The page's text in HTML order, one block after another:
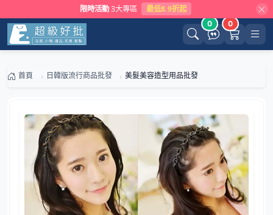
限時活動 3大專區 最低8.9折起
0 0
首頁 日韓版流行商品批發 美髮美容造型用品批發